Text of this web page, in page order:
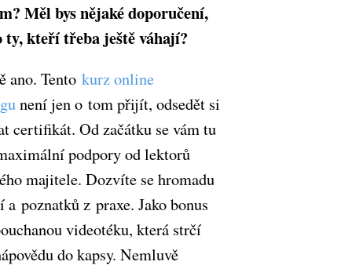
Měl bys nějaké doporučení,
kteří třeba ještě váhají?
ano. Tento kurz online
není jen o tom přijít, odsedět si
certifikát. Od začátku se vám tu
podpory od lektorů
majitele. Dozvíte se hromadu
poznatků z praxe. Jako bonus
videotéku, která strčí
do kapsy. Nemluvě